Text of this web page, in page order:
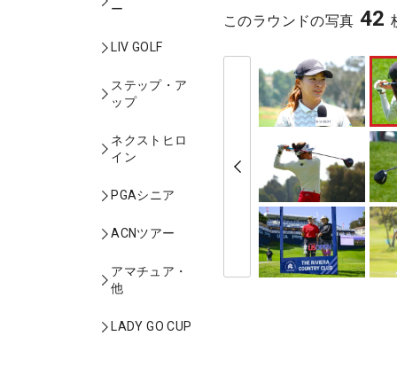
ー
LIV GOLF
ステップ・ア
ップ
ネクストヒロ
イン
PGAシニア
ACNツアー
アマチュア・
他
LADY GO CUP
このラウンドの写真 42